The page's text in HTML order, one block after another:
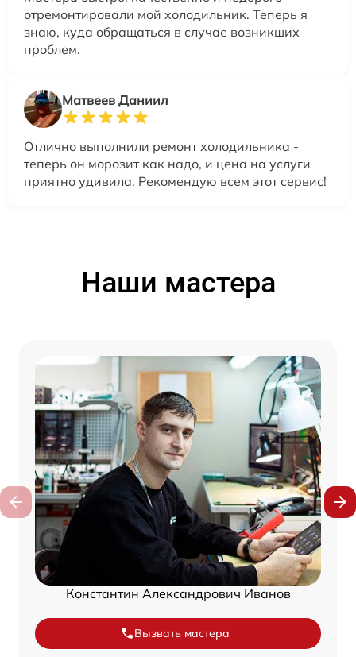
отремонтировали мой холодильник. Теперь я
знаю, куда обращаться в случае возникших
проблем.
Матвеев Даниил
Отлично выполнили ремонт холодильника -
теперь он морозит как надо, и цена на услуги
приятно удивила. Рекомендую всем этот сервис!
Наши мастера
Константин Александрович Иванов
Вызвать мастера